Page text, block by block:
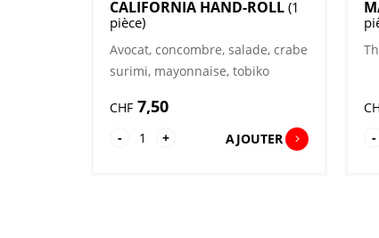
CALIFORNIA HAND-ROLL (1
pièce)
Avocat, concombre, salade, crabe
surimi, mayonnaise, tobiko
CHF 7,50
-
quantité
+ AJOUTER -